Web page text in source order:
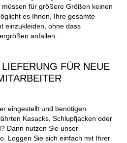
für größere Größen keinen
es Ihnen, Ihre gesamte
einzukleiden, ohne dass
anfallen.
FÜR NEUE
eingestellt und benötigen
Kasacks, Schlupfjacken oder
Dann nutzen Sie unser
Loggen Sie sich einfach mit Ihrer